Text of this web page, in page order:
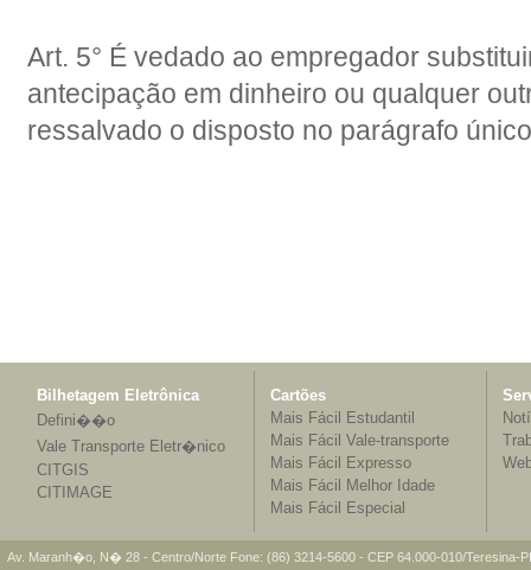
Art. 5° É vedado ao empregador
antecipação em dinheiro ou qualquer
ressalvado o disposto no parágrafo
Bilhetagem Eletrônica
Defini��o
Vale Transporte Eletr�nico
CITGIS
CITIMAGE
Cartões
Mais Fácil Estudantil
Mais Fácil Vale-transporte
Mais Fácil Expresso
Mais Fácil Melhor Idade
Mais Fácil Especial
Av. Maranh�o, N� 28 - Centro/Norte Fone: (86) 3214-5600 - CEP 64.000-010/Teresina-